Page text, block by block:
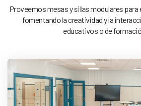
Proveemos mesas y sillas modulares para
fomentando la creatividad y la
educativos o de